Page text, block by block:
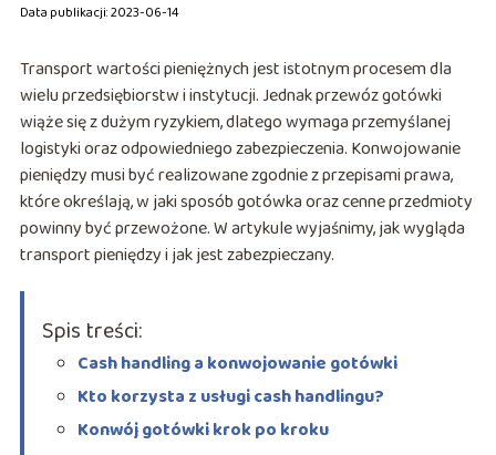
Data publikacji: 2023-06-14
Transport wartości pieniężnych jest istotnym procesem dla
wielu przedsiębiorstw i instytucji. Jednak przewóz gotówki
wiąże się z dużym ryzykiem, dlatego wymaga przemyślanej
logistyki oraz odpowiedniego zabezpieczenia. Konwojowanie
pieniędzy musi być realizowane zgodnie z przepisami prawa,
które określają, w jaki sposób gotówka oraz cenne przedmioty
powinny być przewożone. W artykule wyjaśnimy, jak wygląda
transport pieniędzy i jak jest zabezpieczany.
Spis treści:
Cash handling a konwojowanie gotówki
Kto korzysta z usługi cash handlingu?
Konwój gotówki krok po kroku